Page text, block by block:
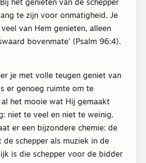
het genieten van de schepper
te zijn voor onmatigheid. Je
van Hem genieten, alleen
bovenmate’ (Psalm 96:4).
je met volle teugen geniet van
er genoeg ruimte om te
het mooie wat Hij gemaakt
niet te veel en niet te weinig.
er een bijzondere chemie: de
de schepper als muziek in de
is die schepper voor de bidder